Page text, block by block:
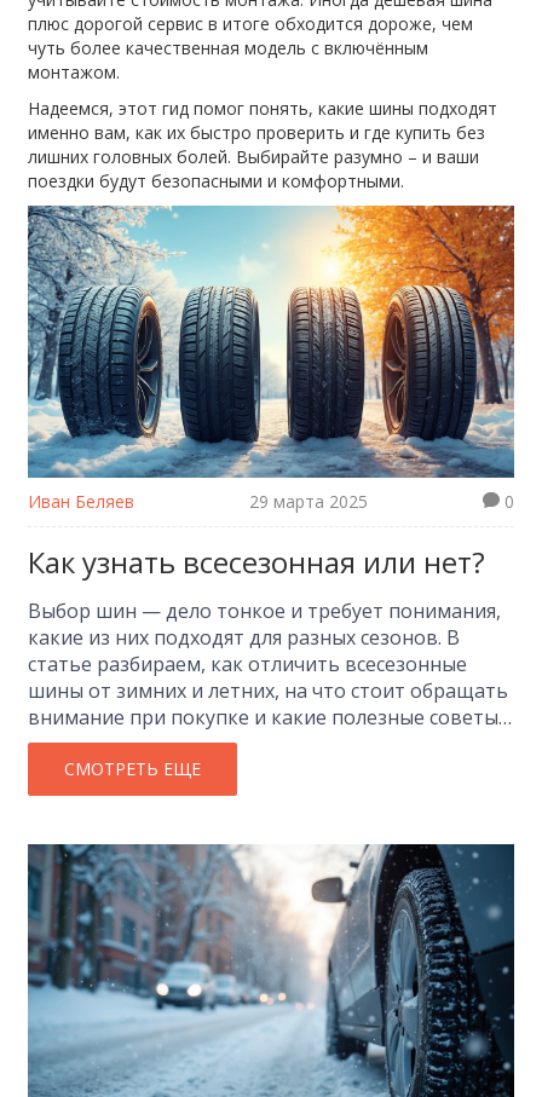
плюс дорогой сервис в итоге обходится дороже, чем
чуть более качественная модель с включённым
монтажом.
Надеемся, этот гид помог понять, какие шины подходят
именно вам, как их быстро проверить и где купить без
лишних головных болей. Выбирайте разумно – и ваши
поездки будут безопасными и комфортными.
Иван Беляев 29 марта 2025 0
Как узнать всесезонная или нет?
Выбор шин — дело тонкое и требует понимания,
какие из них подходят для разных сезонов. В
статье разбираем, как отличить всесезонные
шины от зимних и летних, на что стоит обращать
внимание при покупке и какие полезные советы
помогут сделать правильный выбор. Это может
сэкономить вам деньги и повысить безопасность
на дороге.
СМОТРЕТЬ ЕЩЕ